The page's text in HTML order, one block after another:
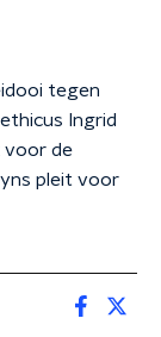
tegen
Ingrid
voor de
pleit voor